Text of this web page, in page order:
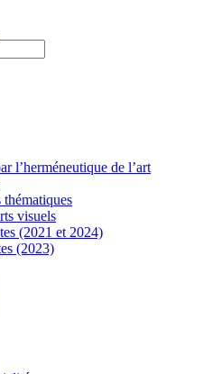
l’herméneutique de l’art
visuels
(2021 et 2024)
(2023)